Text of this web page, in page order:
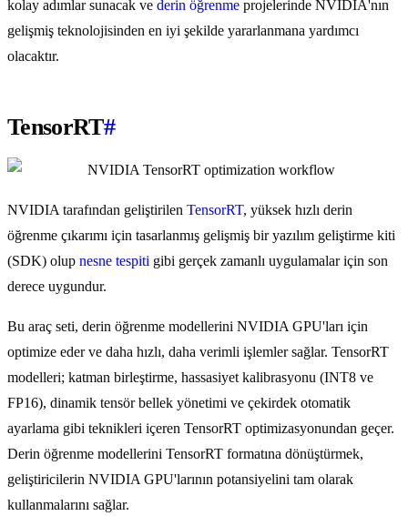
kolay adımlar sunacak ve derin öğrenme projelerinde NVIDIA'nın
gelişmiş teknolojisinden en iyi şekilde yararlanmana yardımcı
olacaktır.
TensorRT#
NVIDIA tarafından geliştirilen TensorRT, yüksek hızlı derin
öğrenme çıkarımı için tasarlanmış gelişmiş bir yazılım geliştirme kiti
(SDK) olup nesne tespiti gibi gerçek zamanlı uygulamalar için son
derece uygundur.
Bu araç seti, derin öğrenme modellerini NVIDIA GPU'ları için
optimize eder ve daha hızlı, daha verimli işlemler sağlar. TensorRT
modelleri; katman birleştirme, hassasiyet kalibrasyonu (INT8 ve
FP16), dinamik tensör bellek yönetimi ve çekirdek otomatik
ayarlama gibi teknikleri içeren TensorRT optimizasyonundan geçer.
Derin öğrenme modellerini TensorRT formatına dönüştürmek,
geliştiricilerin NVIDIA GPU'larının potansiyelini tam olarak
kullanmalarını sağlar.